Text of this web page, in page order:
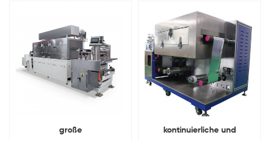
große
kontinuierliche und